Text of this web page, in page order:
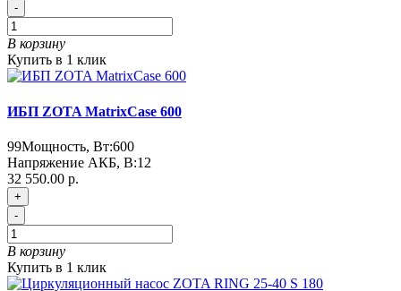
-
В корзину
Купить в 1 клик
ИБП ZOTA MatrixCase 600
99Мощность, Вт:600
Напряжение АКБ, В:12
32 550.00 р.
+
-
В корзину
Купить в 1 клик